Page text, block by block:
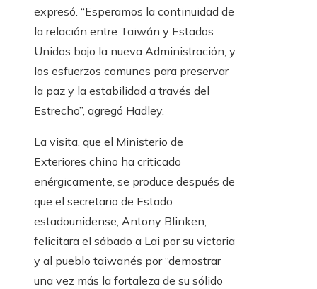
expresó. “Esperamos la continuidad de
la relación entre Taiwán y Estados
Unidos bajo la nueva Administración, y
los esfuerzos comunes para preservar
la paz y la estabilidad a través del
Estrecho”, agregó Hadley.
La visita, que el Ministerio de
Exteriores chino ha criticado
enérgicamente, se produce después de
que el secretario de Estado
estadounidense, Antony Blinken,
felicitara el sábado a Lai por su victoria
y al pueblo taiwanés por “demostrar
una vez más la fortaleza de su sólido